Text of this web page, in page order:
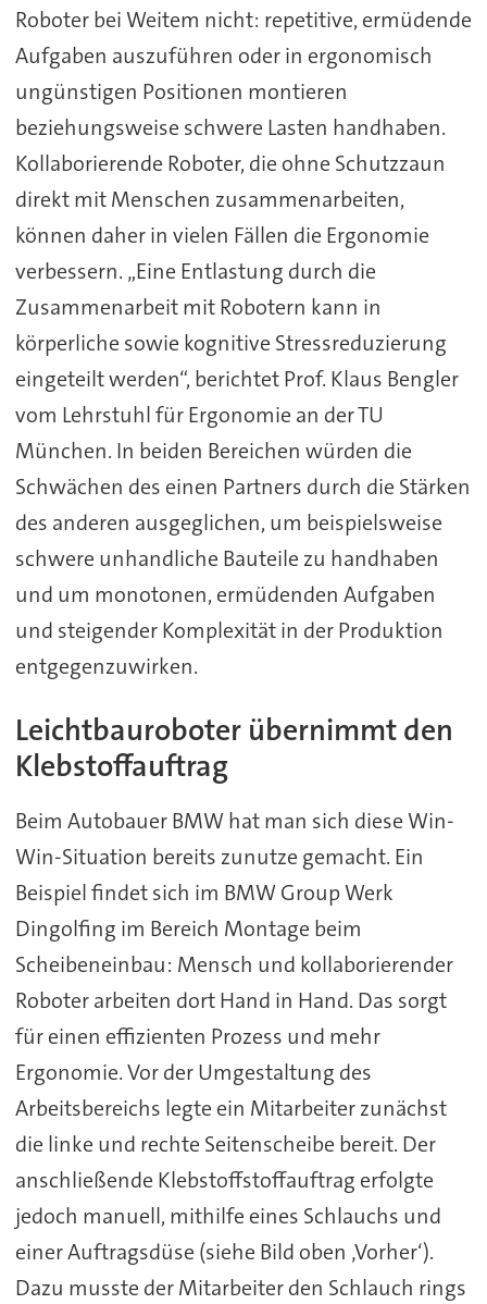
Roboter bei Weitem nicht: repetitive, ermüdende
Aufgaben auszuführen oder in ergonomisch
ungünstigen Positionen montieren
beziehungsweise schwere Lasten handhaben.
Kollaborierende Roboter, die ohne Schutzzaun
direkt mit Menschen zusammenarbeiten,
können daher in vielen Fällen die Ergonomie
verbessern. „Eine Entlastung durch die
Zusammenarbeit mit Robotern kann in
körperliche sowie kognitive Stressreduzierung
eingeteilt werden“, berichtet Prof. Klaus Bengler
vom Lehrstuhl für Ergonomie an der TU
München. In beiden Bereichen würden die
Schwächen des einen Partners durch die Stärken
des anderen ausgeglichen, um beispielsweise
schwere unhandliche Bauteile zu handhaben
und um monotonen, ermüdenden Aufgaben
und steigender Komplexität in der Produktion
entgegenzuwirken.
Leichtbauroboter übernimmt den
Klebstoffauftrag
Beim Autobauer BMW hat man sich diese Win-
Win-Situation bereits zunutze gemacht. Ein
Beispiel findet sich im BMW Group Werk
Dingolfing im Bereich Montage beim
Scheibeneinbau: Mensch und kollaborierender
Roboter arbeiten dort Hand in Hand. Das sorgt
für einen effizienten Prozess und mehr
Ergonomie. Vor der Umgestaltung des
Arbeitsbereichs legte ein Mitarbeiter zunächst
die linke und rechte Seitenscheibe bereit. Der
anschließende Klebstoffstoffauftrag erfolgte
jedoch manuell, mithilfe eines Schlauchs und
einer Auftragsdüse (siehe Bild oben ‚Vorher‘).
Dazu musste der Mitarbeiter den Schlauch rings